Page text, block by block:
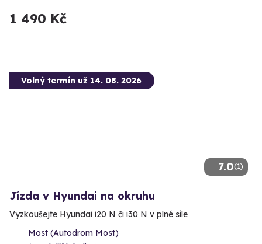
1 490 Kč
7.0(1)
Volný termín už 14. 08. 2026
Jízda v Hyundai na okruhu
Vyzkoušejte Hyundai i20 N či i30 N v plné síle
Most (Autodrom Most)